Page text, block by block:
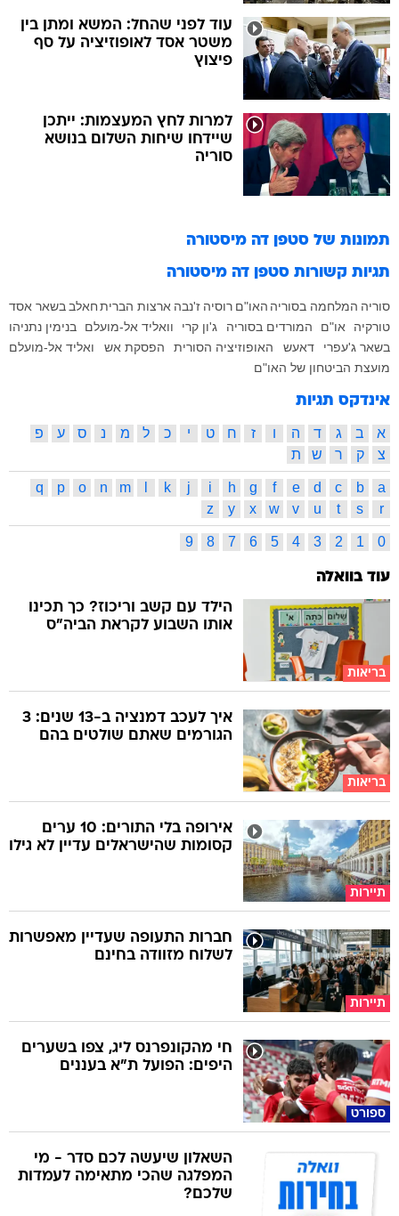
עוד לפני שהחל: המשא ומתן בין
משטר אסד לאופוזיציה על סף
פיצוץ
למרות לחץ המעצמות: ייתכן
שיידחו שיחות השלום בנושא
סוריה
תמונות של סטפן דה מיסטורה
תגיות קשורות סטפן דה מיסטורה
סוריה המלחמה בסוריה האו"ם רוסיה ז'נבה ארצות הברית חאלב בשאר אסד
טורקיה
או"ם המורדים בסוריה ג'ון קרי וואליד אל-מועלם
בנימין נתניהו
בשאר ג'עפרי
דאעש האופוזיציה הסורית הפסקת אש
ואליד אל-מועלם
מועצת הביטחון של האו"ם
אינדקס תגיות
א ב ג ד ה ו ז ח ט י כ ל מ נ ס ע
פ
צ
ק ר ש ת
a
b
c
d
e
f
g
h
i
j
k
m
n
o
p
q
r
s
t
u
v
w
x
y
z
0
1
2
3
4
5
6
7
8
9
עוד בוואלה
בריאות
הילד עם קשב וריכוז? כך תכינו
אותו השבוע לקראת הביה"ס
בריאות
איך לעכב דמנציה ב-13 שנים: 3
הגורמים שאתם שולטים בהם
תיירות
אירופה בלי התורים: 10 ערים
קסומות שהישראלים עדיין לא גילו
תיירות
חברות התעופה שעדיין מאפשרות
לשלוח מזוודה בחינם
ספורט
חי מהקונפרנס ליג, צפו בשערים
היפים: הפועל ת"א בעננים
השאלון שיעשה לכם סדר - מי
המפלגה שהכי מתאימה לעמדות
שלכם?